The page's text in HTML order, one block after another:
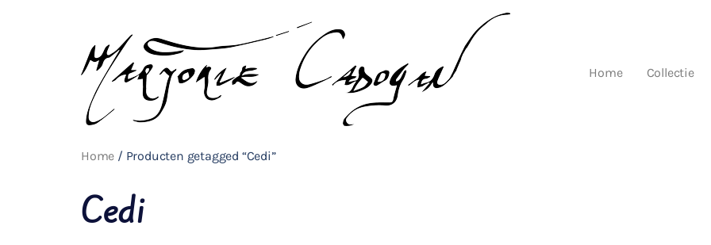
Home Collectie
Home / Producten getagged “Cedi”
Cedi